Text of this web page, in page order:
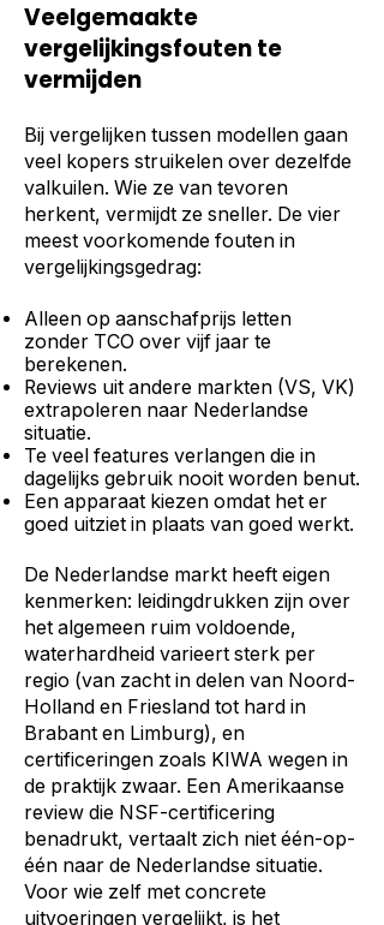
Veelgemaakte
vergelijkingsfouten te
vermijden
Bij vergelijken tussen modellen gaan
veel kopers struikelen over dezelfde
valkuilen. Wie ze van tevoren
herkent, vermijdt ze sneller. De vier
meest voorkomende fouten in
vergelijkingsgedrag:
Alleen op aanschafprijs letten
zonder TCO over vijf jaar te
berekenen.
Reviews uit andere markten (VS, VK)
extrapoleren naar Nederlandse
situatie.
Te veel features verlangen die in
dagelijks gebruik nooit worden benut.
Een apparaat kiezen omdat het er
goed uitziet in plaats van goed werkt.
De Nederlandse markt heeft eigen
kenmerken: leidingdrukken zijn over
het algemeen ruim voldoende,
waterhardheid varieert sterk per
regio (van zacht in delen van Noord-
Holland en Friesland tot hard in
Brabant en Limburg), en
certificeringen zoals KIWA wegen in
de praktijk zwaar. Een Amerikaanse
review die NSF-certificering
benadrukt, vertaalt zich niet één-op-
één naar de Nederlandse situatie.
Voor wie zelf met concrete
uitvoeringen vergelijkt, is het